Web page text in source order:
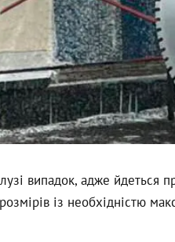
випадок, адже йдеться
із необхідністю